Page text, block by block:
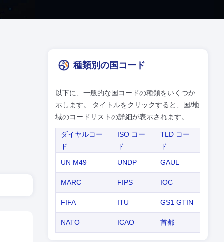
種類別の国コード
以下に、一般的な国コードの種類をいくつか
示します。 タイトルをクリックすると、国/地
域のコードリストの詳細が表示されます。
ダイヤルコー
ド
ISO コー
ド
TLD コー
ド
UN M49
UNDP GAUL
MARC FIPS IOC
FIFA ITU GS1 GTIN
NATO ICAO 首都